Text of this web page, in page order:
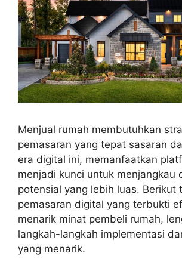
Menjual rumah membutuhkan
pemasaran yang tepat sasaran
era digital ini, memanfaatkan
menjadi kunci untuk menjangkau
potensial yang lebih luas. Berikut
pemasaran digital yang terbukti
menarik minat pembeli rumah,
langkah-langkah implementasi
yang menarik.